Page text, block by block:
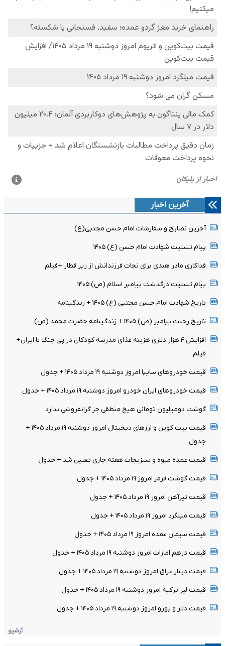
آخرین اخبار
آخرین نصایح و سفارشات امام حسن مجتبی(ع)
پیام تسلیت شهادت امام حسن (ع) ۱۴۰۵
فداکاری مادر هندی برای نجات فرزندانش از زیر قطار +فیلم
پیام تسلیت درگذشت پیامبر اسلام (ص) ۱۴۰۵
تاریخ شهادت امام حسن مجتبی (ع) ۱۴۰۵ + زندگینامه
تاریخ رحلت پیامبر (ص) ۱۴۰۵ + زندگینامه حضرت محمد (ص)
افزایش ۴ هزار دلاری هزینه غذای مدرسه کودکان در پی جنگ با ایران+
فیلم
قیمت خودرو‌های سایپا امروز دوشنبه ۱۹ مرداد ۱۴۰۵ + جدول
قیمت خودرو‌های ایران خودرو امروز دوشنبه ۱۹ مرداد ۱۴۰۵ + جدول
گوشت دومیلیون تومانی هیچ منطقی جز گرانفروشی ندارد
قیمت بیت کوین و ارز‌های دیجیتال امروز دوشنبه ۱۹ مرداد ۱۴۰۵ +
جدول
قیمت عمده میوه و سبزیجات هفته جاری تعیین شد + جدول
قیمت گوشت قرمز امروز ۱۹ مرداد ۱۴۰۵ + جدول
قیمت تیرآهن امروز ۱۹ مرداد ۱۴۰۵ + جدول
قیمت میلگرد امروز ۱۹ مرداد ۱۴۰۵ + جدول
قیمت سیمان عمده امروز ۱۹ مرداد ۱۴۰۵ + جدول
قیمت درهم امارات امروز دوشنبه ۱۹ مرداد ۱۴۰۵ + جدول
قیمت دینار عراق امروز دوشنبه ۱۹ مرداد ۱۴۰۵ + جدول
قیمت لیر ترکیه امروز دوشنبه ۱۹ مرداد ۱۴۰۵ + جدول
قیمت دلار و یورو امروز دوشنبه ۱۹ مرداد ۱۴۰۵ + جدول
آرشیو